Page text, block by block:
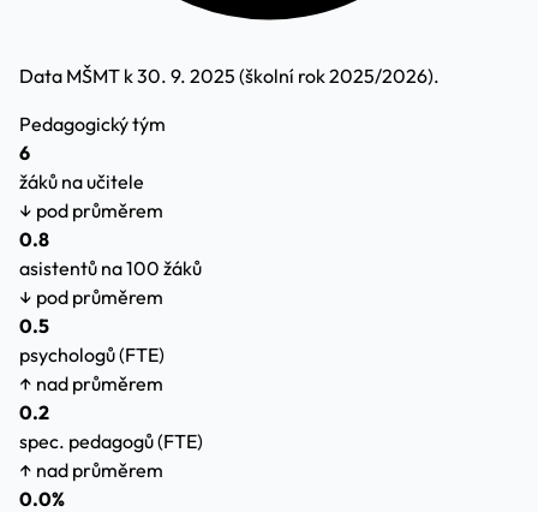
Data MŠMT k 30. 9. 2025 (školní rok 2025/2026).
Pedagogický tým
6
žáků na učitele
↓ pod průměrem
0.8
asistentů na 100 žáků
↓ pod průměrem
0.5
psychologů (FTE)
↑ nad průměrem
0.2
spec. pedagogů (FTE)
↑ nad průměrem
0.0%